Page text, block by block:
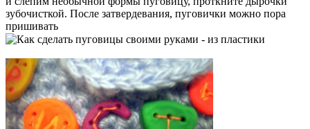
зубочисткой. После затвердевания, пуговички можно пора
пришивать